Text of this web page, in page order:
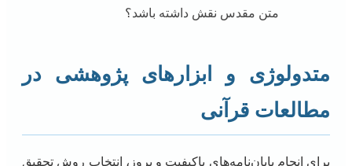
متن مقدس نقش داشته باشد؟
متدولوژی و ابزارهای پژوهشی در
مطالعات قرآنی
برای انجام پایان‌نامه‌های باکیفیت و بروز، انتخاب روش تحقیق